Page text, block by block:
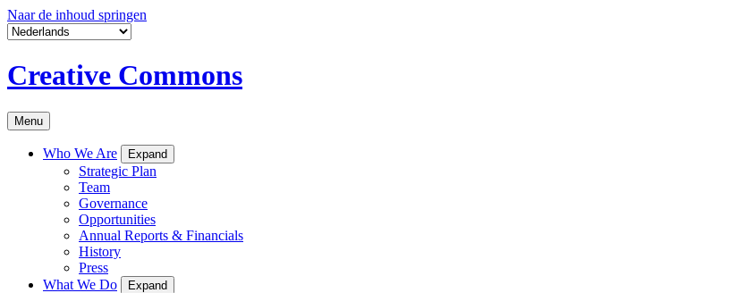
Naar de inhoud springen
Creative Commons
Menu
Who We Are Expand
Strategic Plan
Team
Governance
Opportunities
Annual Reports & Financials
History
Press
What We Do
Expand